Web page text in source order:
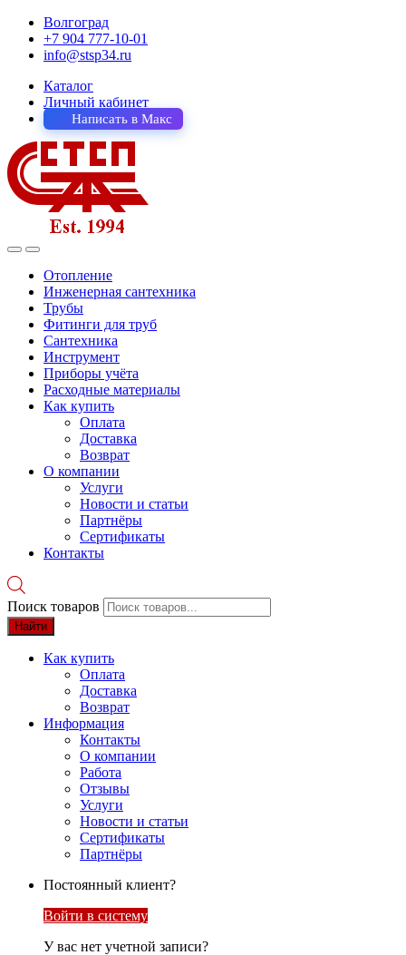
Волгоград
+7 904 777-10-01
info@stsp34.ru
Каталог
Личный кабинет
Написать в Макс
Отопление
Инженерная сантехника
Трубы
Фитинги для труб
Сантехника
Инструмент
Приборы учёта
Расходные материалы
Как купить
Оплата
Доставка
Возврат
О компании
Услуги
Новости и статьи
Партнёры
Сертификаты
Контакты
Поиск товаров
Найти
Как купить
Оплата
Доставка
Возврат
Информация
Контакты
О компании
Работа
Отзывы
Услуги
Новости и статьи
Сертификаты
Партнёры
Постоянный клиент?
Войти в систему
У вас нет учетной записи?